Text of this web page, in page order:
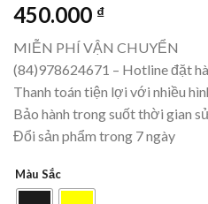
450.000 ₫
MIỄN PHÍ VẬN CHUYỂN
(84)978624671 – Hotline đặt
Thanh toán tiện lợi với nhiều
Bảo hành trong suốt thời gian
Đổi sản phẩm trong 7 ngày
Màu Sắc